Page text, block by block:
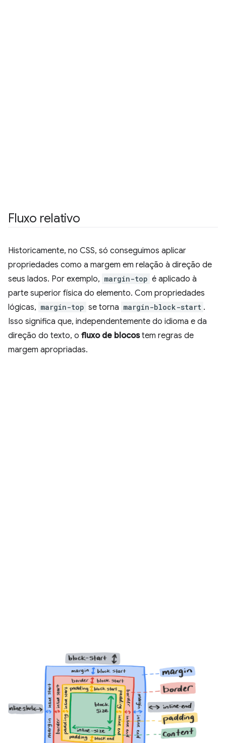
Fluxo relativo
Historicamente, no CSS, só conseguimos aplicar
propriedades como a margem em relação à direção de
seus lados. Por exemplo, margin-top é aplicado à
parte superior física do elemento. Com propriedades
lógicas, margin-top se torna margin-block-start .
Isso significa que, independentemente do idioma e da
direção do texto, o fluxo de blocostem regras de
margem apropriadas.